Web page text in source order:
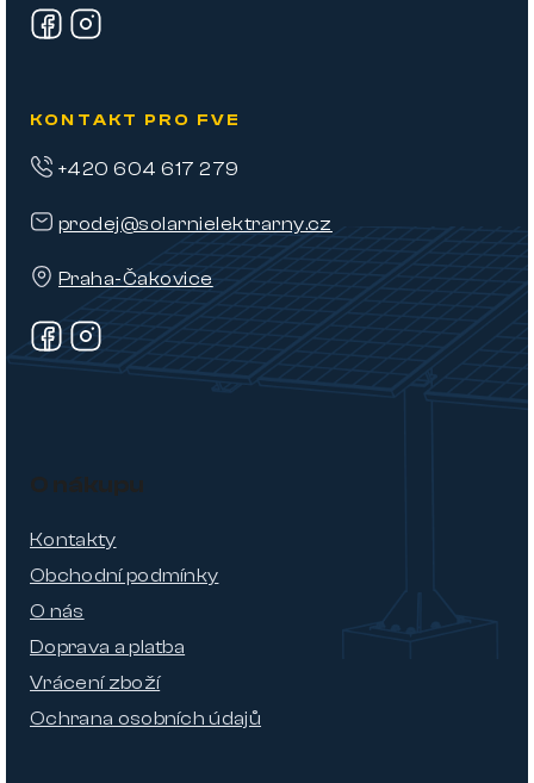
KONTAKT PRO FVE
prodej@solarnielektrarny.cz
Praha-Čakovice
+420 604 617 279
O nákupu
Kontakty
Obchodní podmínky
O nás
Doprava a platba
Vrácení zboží
Ochrana osobních údajů